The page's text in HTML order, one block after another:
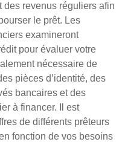
des revenus réguliers afin
le prêt. Les
examineront
pour évaluer votre
nécessaire de
pièces d’identité, des
bancaires et des
à financer. Il est
de différents prêteurs
fonction de vos besoins